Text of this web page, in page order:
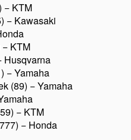
− KTM
− Kawasaki
KTM
Husqvarna
− Yamaha
(89) − Yamaha
− KTM
− Honda